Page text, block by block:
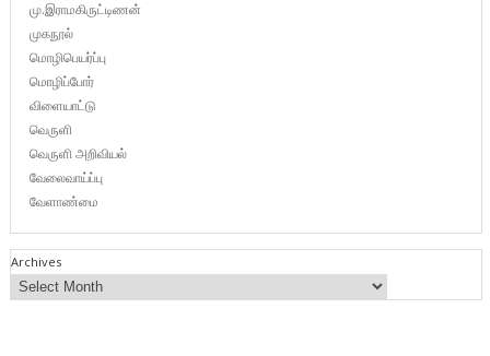
மு.இராமகிருட்டிணன்
முகநூல்
மொழிபெயர்ப்பு
மொழிப்போர்
விளையாட்டு
வெருளி
வெருளி அறிவியல்
வேலைவாய்ப்பு
வேளாண்மை
Archives